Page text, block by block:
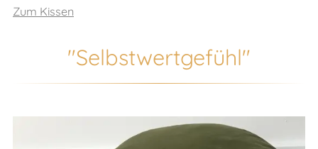
Zum Kissen
"Selbstwertgefühl"